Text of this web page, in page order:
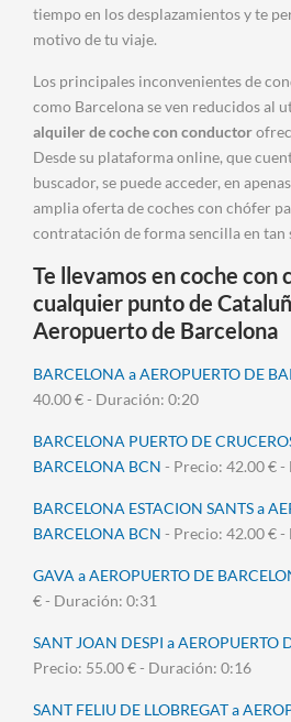
tiempo en los desplazamientos y te
motivo de tu viaje.
Los principales inconvenientes de
como Barcelona se ven reducidos al
alquiler de coche con conductor
Desde su plataforma online, que
buscador, se puede acceder, en
amplia oferta de coches con chófer
contratación de forma sencilla en tan
Te llevamos en coche con
cualquier punto de
Aeropuerto de Barcelona
BARCELONA a AEROPUERTO DE
40.00 € - Duración: 0:20
BARCELONA PUERTO DE
BARCELONA BCN - Precio: 42.00 €
BARCELONA ESTACION SANTS a
BARCELONA BCN - Precio: 42.00 €
GAVA a AEROPUERTO DE
€ - Duración: 0:31
SANT JOAN DESPI a AEROPUERTO
Precio: 55.00 € - Duración: 0:16
SANT FELIU DE LLOBREGAT a